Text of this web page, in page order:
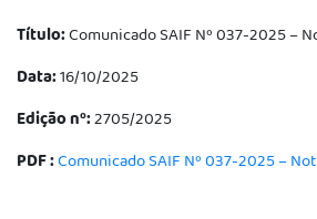
Título:Comunicado SAIF Nº 037-2025 –
Data:16/10/2025
Edição nº:2705/2025
PDF :Comunicado SAIF Nº 037-2025 –